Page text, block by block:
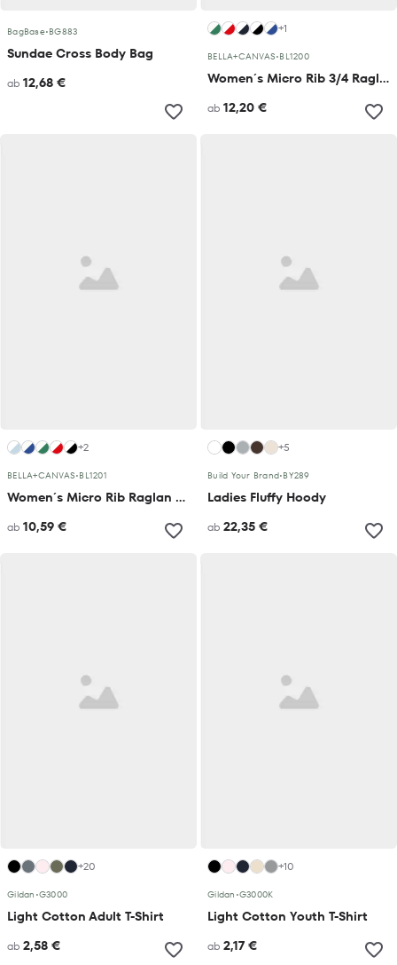
BagBase•BG883
Sundae Cross Body Bag
ab 12,68 €
+1
BELLA+CANVAS•BL1200
Women´s Micro Rib 3/4 Raglan Baby Tee
ab 12,20 €
+2
BELLA+CANVAS•BL1201
Women´s Micro Rib Raglan Baby Tee
ab 10,59 €
+5
Build Your Brand•BY289
Ladies Fluffy Hoody
ab 22,35 €
+20
Gildan •G3000
Light Cotton Adult T-Shirt
ab 2,58 €
+10
Gildan •G3000K
Light Cotton Youth T-Shirt
ab 2,17 €